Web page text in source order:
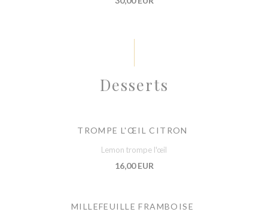
Desserts
TROMPE L'ŒIL CITRON
Lemon trompe l'œil
16,00 EUR
MILLEFEUILLE FRAMBOISE